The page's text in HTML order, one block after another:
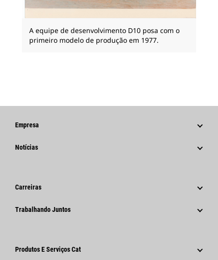
A equipe de desenvolvimento D10 posa com o
primeiro modelo de produção em 1977.
Empresa
Estratégia
Código De Conduta
Inovação
Notícias
Comunicados À Imprensa Corporativos
Carreiras
Por Que A Caterpillar?
Trabalhando Juntos
Fornecedores
Produtos E Serviços Cat